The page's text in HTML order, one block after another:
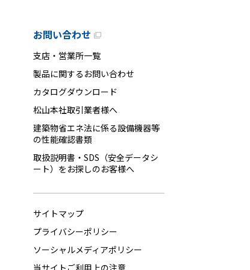
お問い合わせ
支店・営業所一覧
製品に関するお問い合わせ
カタログダウンロード
松山本社取引業者様へ
建築物省エネ法に係る設備機器等
の性能確認書類
取扱説明書・SDS（安全データシ
ート）をお探しのお客様へ
サイトマップ
プライバシーポリシー
ソーシャルメディアポリシー
当サイトご利用上の注意